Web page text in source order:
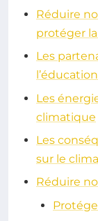
Réduire
protéger
Les
Les
climatique
Les
sur le
Réduire